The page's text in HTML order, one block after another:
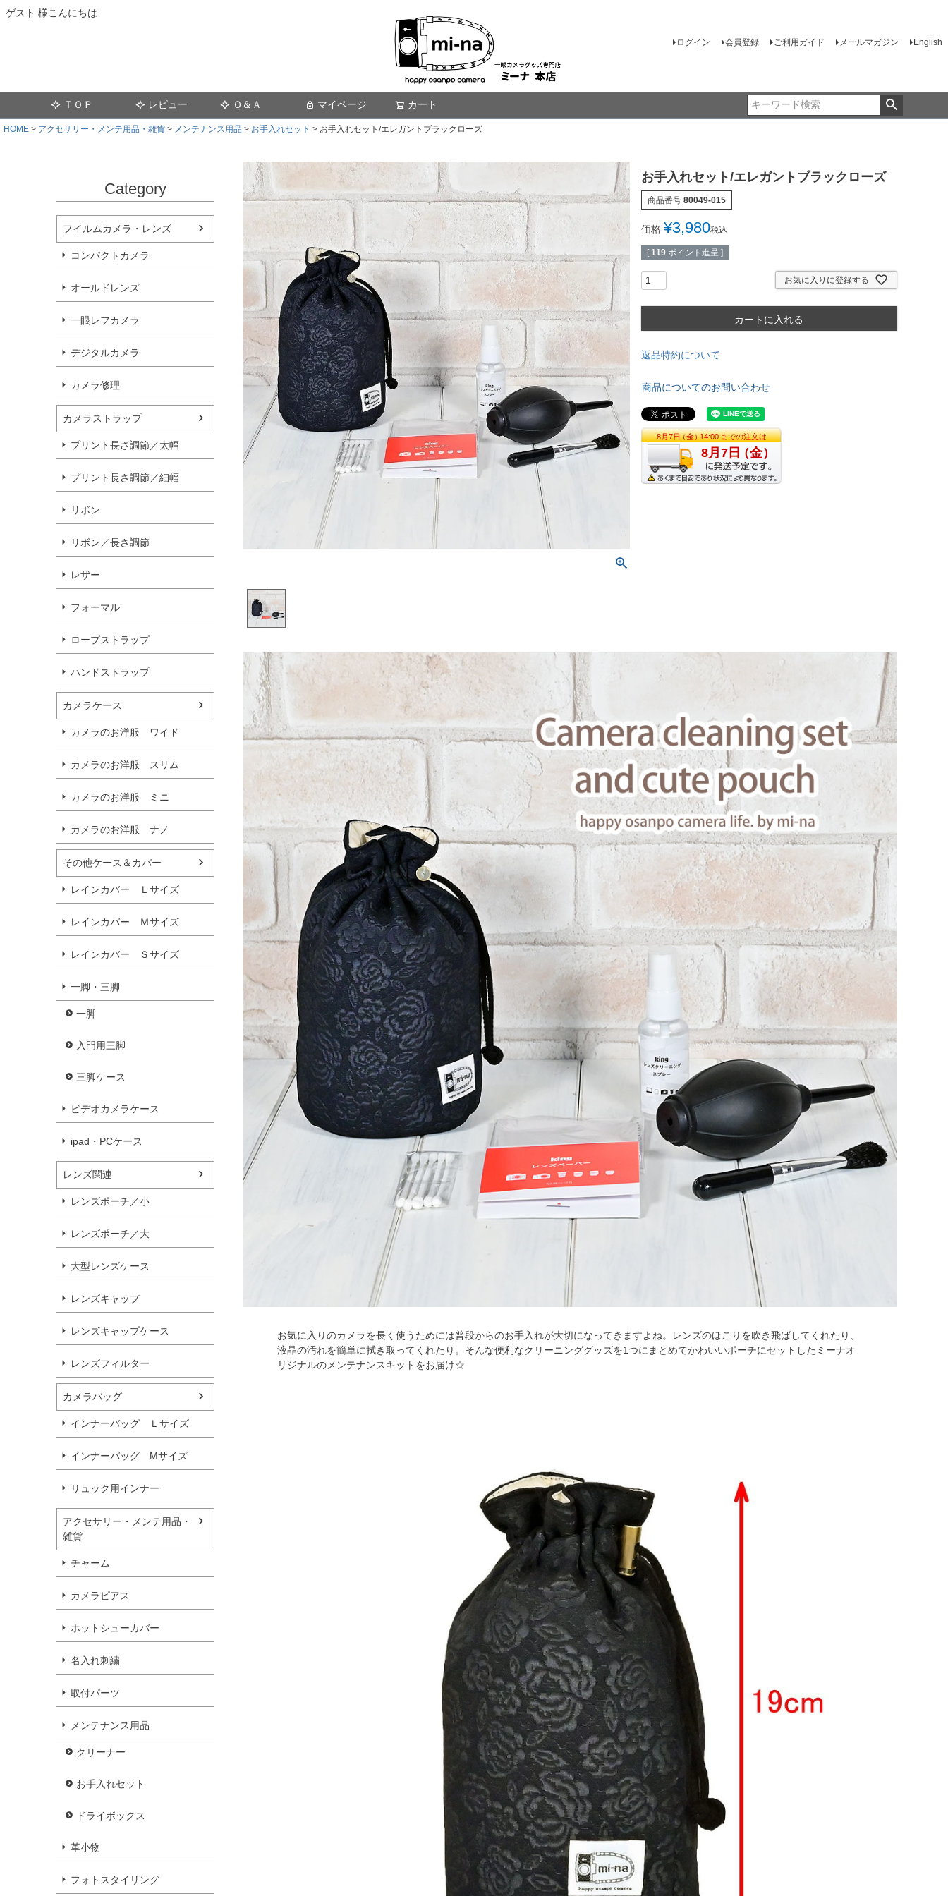
ゲスト 様こんにちは
ログイン 会員登録 ご利用ガイド メールマガジン English
ＴＯＰ レビュー Ｑ＆Ａ マイページ カート
HOME アクセサリー・メンテ用品・雑貨 メンテナンス用品 お手入れセット お手入れセット/エレガントブラックローズ
Category
フイルムカメラ・レンズ
コンパクトカメラ
オールドレンズ
一眼レフカメラ
デジタルカメラ
カメラ修理
カメラストラップ
プリント長さ調節／太幅
プリント長さ調節／細幅
リボン
リボン／長さ調節
レザー
フォーマル
ロープストラップ
ハンドストラップ
カメラケース
カメラのお洋服 ワイド
カメラのお洋服 スリム
カメラのお洋服 ミニ
カメラのお洋服 ナノ
その他ケース＆カバー
レインカバー Ｌサイズ
レインカバー Ｍサイズ
レインカバー Ｓサイズ
一脚・三脚
一脚
入門用三脚
三脚ケース
ビデオカメラケース
ipad・PCケース
レンズ関連
レンズポーチ／小
レンズポーチ／大
大型レンズケース
レンズキャップ
レンズキャップケース
レンズフィルター
カメラバッグ
インナーバッグ Ｌサイズ
インナーバッグ Мサイズ
リュック用インナー
アクセサリー・メンテ用品・
雑貨
チャーム
カメラピアス
ホットシューカバー
名入れ刺繍
取付パーツ
メンテナンス用品
クリーナー
お手入れセット
ドライボックス
革小物
フォトスタイリング
お手入れセット/エレガントブラックローズ
商品番号 80049-015
価格 ¥3,980税込
[ 119 ポイント進呈 ]
お気に入りに登録する
カートに入れる
返品特約について
商品についてのお問い合わせ
お気に入りのカメラを長く使うためには普段からのお手入れが大切になってきますよね。レンズのほこりを吹き飛ばしてくれたり、
液晶の汚れを簡単に拭き取ってくれたり。そんな便利なクリーニンググッズを1つにまとめてかわいいポーチにセットしたミーナオ
リジナルのメンテナンスキットをお届け☆